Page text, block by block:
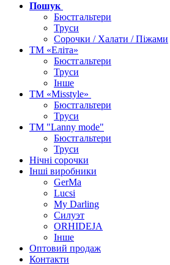
Пошук
Бюстгальтери
Труси
Сорочки / Халати / Піжами
ТМ «Еліта»
Бюстгальтери
Труси
Інше
ТМ «Misstyle»
Бюстгальтери
Труси
ТМ "Lanny mode"
Бюстгальтери
Труси
Нічні сорочки
Інші виробники
GerMa
Lucsi
My Darling
Силуэт
ORHIDEJA
Інше
Оптовий продаж
Контакти